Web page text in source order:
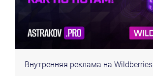
Внутренняя реклама на Wildberries